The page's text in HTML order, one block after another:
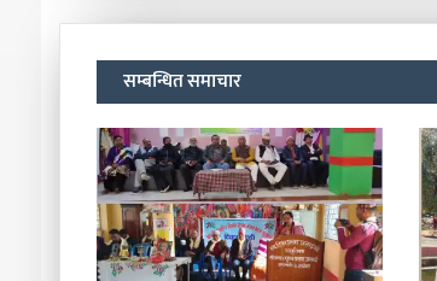
सम्बन्धित समाचार